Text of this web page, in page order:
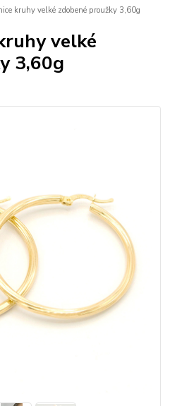
kruhy velké zdobené proužky 3,60g
velké
3,60g